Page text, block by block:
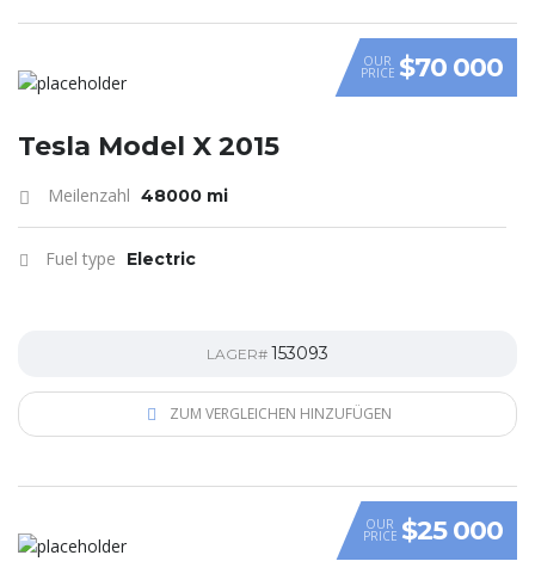
OUR
PRICE $70 000
Tesla Model X 2015
Meilenzahl 48000 mi
Fuel type Electric
LAGER# 153093
ZUM VERGLEICHEN HINZUFÜGEN
VIDEO
OUR
PRICE $25 000